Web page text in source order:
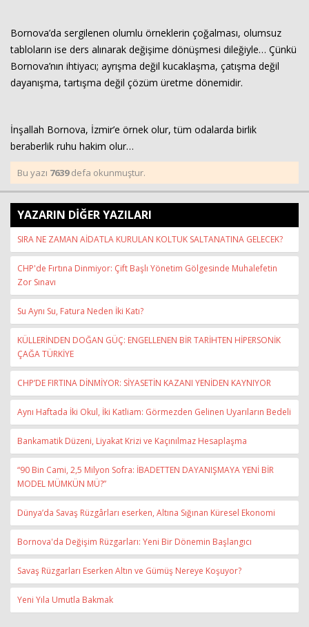
Bornova’da sergilenen olumlu örneklerin çoğalması, olumsuz
tabloların ise ders alınarak değişime dönüşmesi dileğiyle… Çünkü
Bornova’nın ihtiyacı; ayrışma değil kucaklaşma, çatışma değil
dayanışma, tartışma değil çözüm üretme dönemidir.
İnşallah Bornova, İzmir’e örnek olur, tüm odalarda birlik
beraberlik ruhu hakim olur…
Bu yazı 7639defa okunmuştur.
YAZARIN DİĞER YAZILARI
SIRA NE ZAMAN AİDATLA KURULAN KOLTUK SALTANATINA GELECEK?
CHP'de Fırtına Dinmiyor: Çift Başlı Yönetim Gölgesinde Muhalefetin
Zor Sınavı
Su Aynı Su, Fatura Neden İki Katı?
KÜLLERİNDEN DOĞAN GÜÇ: ENGELLENEN BİR TARİHTEN HİPERSONİK
ÇAĞA TÜRKİYE
CHP’DE FIRTINA DİNMİYOR: SİYASETİN KAZANI YENİDEN KAYNIYOR
Aynı Haftada İki Okul, İki Katliam: Görmezden Gelinen Uyarıların Bedeli
Bankamatik Düzeni, Liyakat Krizi ve Kaçınılmaz Hesaplaşma
“90 Bin Cami, 2,5 Milyon Sofra: İBADETTEN DAYANIŞMAYA YENİ BİR
MODEL MÜMKÜN MÜ?”
Dünya’da Savaş Rüzgârları eserken, Altına Sığınan Küresel Ekonomi
Bornova'da Değişim Rüzgarları: Yeni Bir Dönemin Başlangıcı
Savaş Rüzgarları Eserken Altın ve Gümüş Nereye Koşuyor?
Yeni Yıla Umutla Bakmak